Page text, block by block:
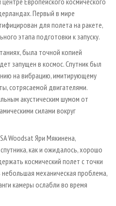
Первый в мире
для полета на ракете,
этапа подготовки к запуску.
была точной копией
запущен в космос. Спутник был
на вибрацию, имитирующему
сотрясаемой двигателями.
акустическим шумом от
силами вокруг
Woodsat Яри Мякинена,
как и ожидалось, хорошо
космический полет с точки
механическая проблема,
камеры ослабли во время